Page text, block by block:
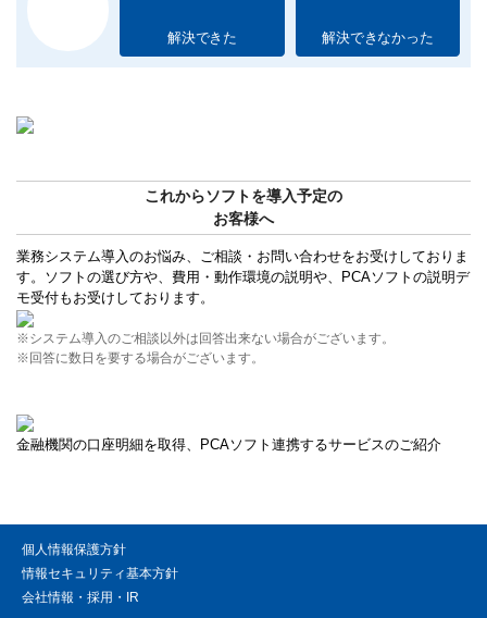
解決できた 解決できなかった
これからソフトを導入予定の
お客様へ
業務システム導入のお悩み、ご相談・お問い合わせをお受けしておりま
す。ソフトの選び方や、費用・動作環境の説明や、PCAソフトの説明デ
モ受付もお受けしております。
※システム導入のご相談以外は回答出来ない場合がございます。
※回答に数日を要する場合がございます。
金融機関の口座明細を取得、PCAソフト連携するサービスのご紹介
個人情報保護方針
情報セキュリティ基本方針
会社情報・採用・IR